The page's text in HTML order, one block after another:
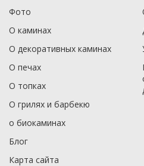
Фото
О каминах
О декоративных каминах
О печах
О топках
О грилях и барбекю
о биокаминах
Блог
Карта сайта